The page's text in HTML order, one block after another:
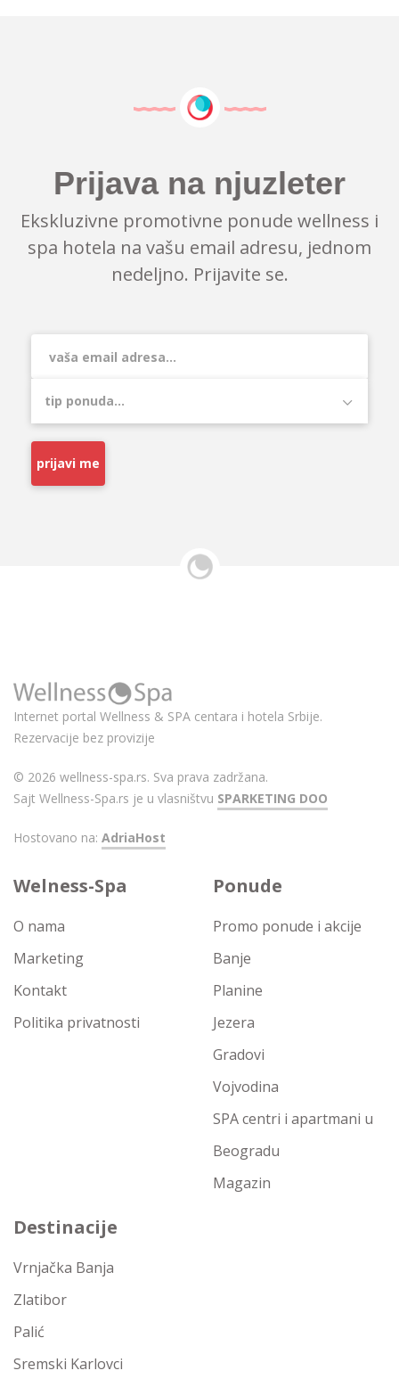
Prijava na njuzleter
Ekskluzivne promotivne ponude wellness i
spa hotela na vašu email adresu, jednom
nedeljno. Prijavite se.
prijavi me
Internet portal Wellness & SPA centara i hotela Srbije.
Rezervacije bez provizije
© 2026 wellness-spa.rs. Sva prava zadržana.
Sajt Wellness-Spa.rs je u vlasništvu SPARKETING DOO
Hostovano na: AdriaHost
Welness-Spa
O nama
Marketing
Kontakt
Politika privatnosti
Ponude
Promo ponude i akcije
Banje
Planine
Jezera
Gradovi
Vojvodina
SPA centri i apartmani u
Beogradu
Magazin
Destinacije
Vrnjačka Banja
Zlatibor
Palić
Sremski Karlovci